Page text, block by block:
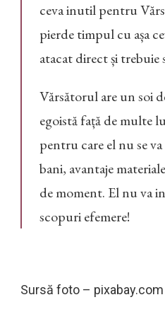
ceva inutil pentru
pierde timpul cu așa
atacat direct și trebuie
Vărsătorul are un soi
egoistă față de multe
pentru care el nu se
bani, avantaje
de moment. El nu va
scopuri efemere!
Sursă foto – pixabay.com